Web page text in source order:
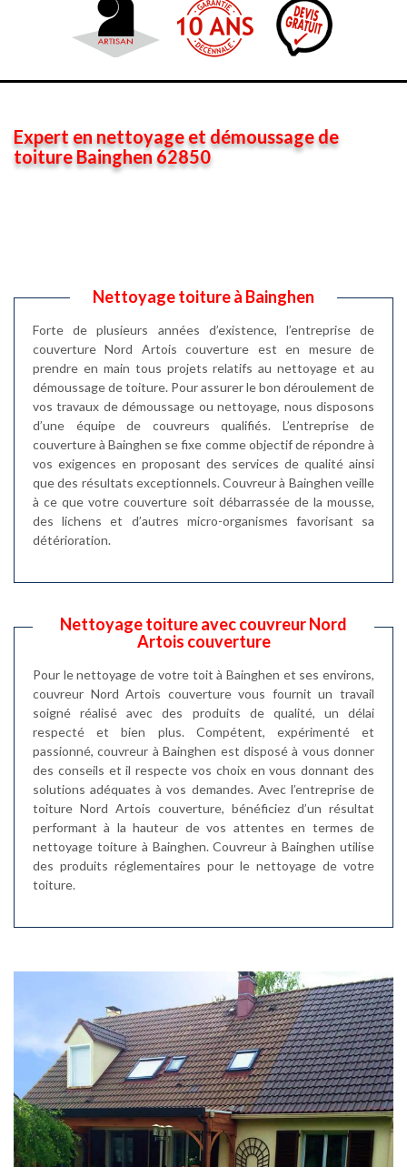
Expert en nettoyage et démoussage de
toiture Bainghen 62850
Nettoyage toiture à Bainghen
Forte de plusieurs années d’existence, l’entreprise de
couverture Nord Artois couverture est en mesure de
prendre en main tous projets relatifs au nettoyage et au
démoussage de toiture. Pour assurer le bon déroulement de
vos travaux de démoussage ou nettoyage, nous disposons
d’une équipe de couvreurs qualifiés. L’entreprise de
couverture à Bainghen se fixe comme objectif de répondre à
vos exigences en proposant des services de qualité ainsi
que des résultats exceptionnels. Couvreur à Bainghen veille
à ce que votre couverture soit débarrassée de la mousse,
des lichens et d’autres micro-organismes favorisant sa
détérioration.
Nettoyage toiture avec couvreur Nord
Artois couverture
Pour le nettoyage de votre toit à Bainghen et ses environs,
couvreur Nord Artois couverture vous fournit un travail
soigné réalisé avec des produits de qualité, un délai
respecté et bien plus. Compétent, expérimenté et
passionné, couvreur à Bainghen est disposé à vous donner
des conseils et il respecte vos choix en vous donnant des
solutions adéquates à vos demandes. Avec l’entreprise de
toiture Nord Artois couverture, bénéficiez d’un résultat
performant à la hauteur de vos attentes en termes de
nettoyage toiture à Bainghen. Couvreur à Bainghen utilise
des produits réglementaires pour le nettoyage de votre
toiture.